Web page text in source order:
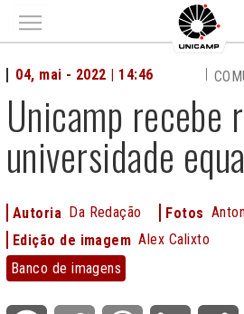
Main menu
Unicamp recebe
universidade
04, mai - 2022 | 14:46
Autoria Da Redação Fotos
Edição de imagem Alex Calixto
Banco
de
imagens
Banco de imagens